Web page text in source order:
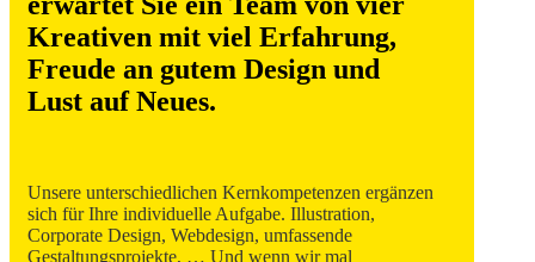
Kreativen mit viel Erfahrung,
Freude an gutem Design und
Lust auf Neues.
Unsere unterschiedlichen Kernkompetenzen ergänzen
sich für Ihre individuelle Aufgabe. Illustration,
Corporate Design, Webdesign, umfassende
Gestaltungsprojekte, … Und wenn wir mal